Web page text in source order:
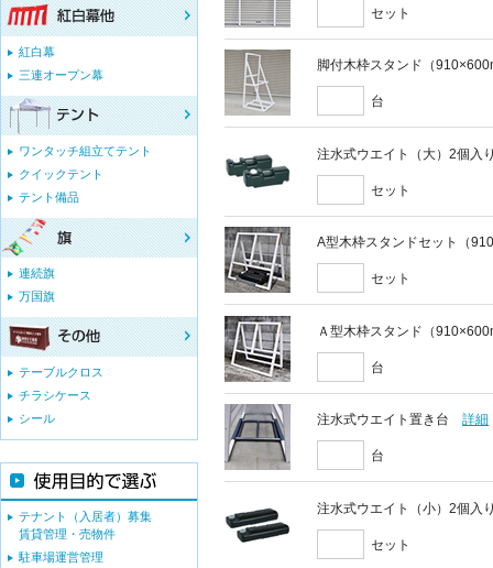
セット
脚付木枠スタンド（
台
注水式ウエイト（大）2個入
セット
A型木枠スタンドセット（
セット
Ａ型木枠スタンド（
台
注水式ウエイト置き台 詳細
台
注水式ウエイト（小）2個入
セット
紅白幕
三連オープン幕
ワンタッチ組立てテント
クイックテント
テント備品
連続旗
万国旗
テーブルクロス
チラシケース
シール
テナント（入居者）募集
賃貸管理・売物件
駐車場運営管理